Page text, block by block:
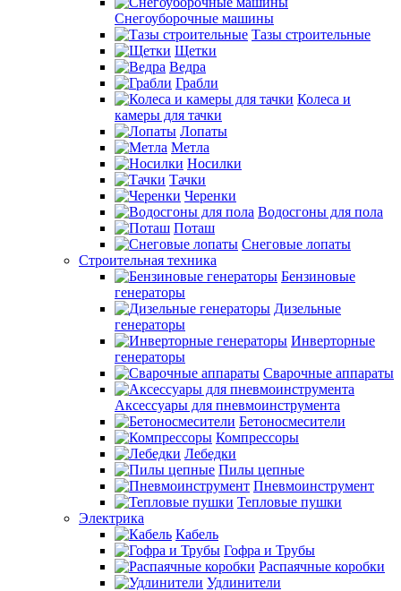
Снегоуборочные машины
Тазы строительные
Щетки
Ведра
Грабли
Колеса и
камеры для тачки
Лопаты
Метла
Носилки
Тачки
Черенки
Водосгоны для пола
Поташ
Снеговые лопаты
Строительная техника
Бензиновые
генераторы
Дизельные
генераторы
Инверторные
генераторы
Сварочные аппараты
Аксессуары для пневмоинструмента
Бетоносмесители
Компрессоры
Лебедки
Пилы цепные
Пневмоинструмент
Тепловые пушки
Электрика
Кабель
Гофра и Трубы
Распаячные коробки
Удлинители